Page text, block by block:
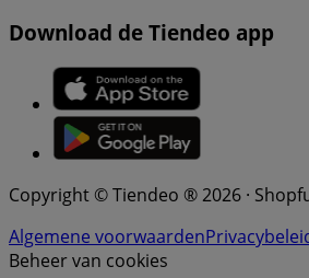
Download de Tiendeo app
Copyright © Tiendeo ® 2026 ·
Algemene voorwaarden
Beheer van cookies